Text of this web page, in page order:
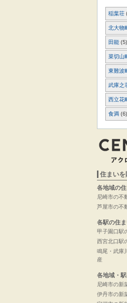
稲葉荘
北大物
田能 (5)
菜切山
東難波
武庫之
西立花
食満 (6)
住まいを
各地域の
尼崎市の不
芦屋市の不
各駅の住
甲子園口駅
西宮北口駅
鳴尾・武庫
産
各地域・
尼崎市の新
伊丹市の新